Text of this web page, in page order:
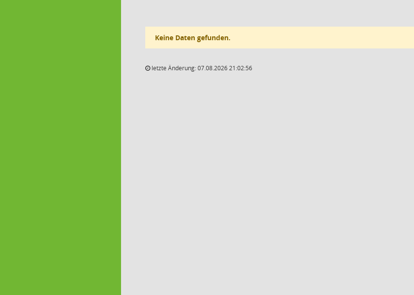
Keine Daten gefunden.
letzte Änderung: 07.08.2026 21:02:56